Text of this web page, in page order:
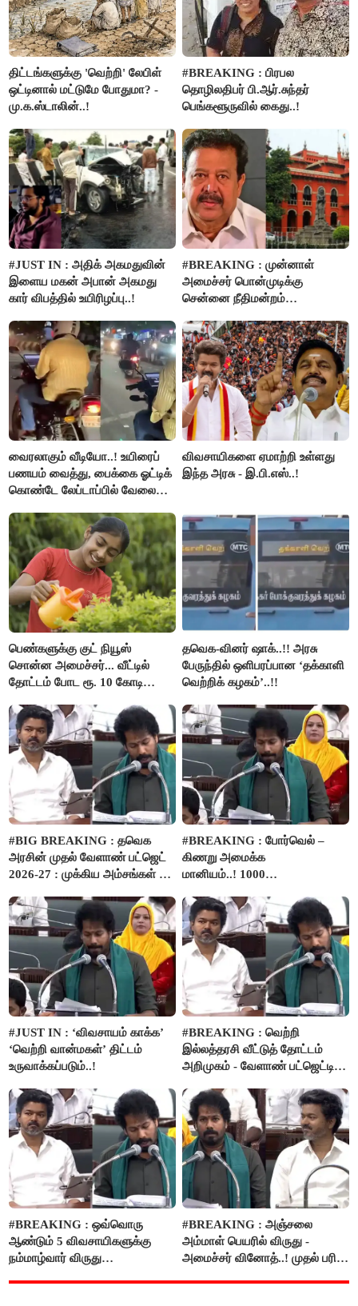
திட்டங்களுக்கு 'வெற்றி' லேபிள்
ஒட்டினால் மட்டுமே போதுமா? -
மு.க.ஸ்டாலின்..!
#BREAKING : பிரபல
தொழிலதிபர் பி.ஆர்.சுந்தர்
பெங்களூருவில் கைது..!
#JUST IN : அதிக் அகமதுவின்
இளைய மகன் அபான் அகமது
கார் விபத்தில் உயிரிழப்பு..!
#BREAKING : முன்னாள்
அமைச்சர் பொன்முடிக்கு
சென்னை நீதிமன்றம்
வைரலாகும் வீடியோ..! உயிரைப்
பணயம் வைத்து, பைக்கை ஓட்டிக்
கொண்டே லேப்டாப்பில் வேலை
விவசாயிகளை ஏமாற்றி உள்ளது
இந்த அரசு - இ.பி.எஸ்..!
பெண்களுக்கு குட் நியூஸ்
சொன்ன அமைச்சர்... வீட்டில்
தோட்டம் போட ரூ. 10 கோடி
தவெக-வினர் ஷாக்..!! அரசு
பேருந்தில் ஒளிபரப்பான ‘தக்காளி
வெற்றிக் கழகம்’..!!
#BIG BREAKING : தவெக
அரசின் முதல் வேளாண் பட்ஜெட்
2026-27 : முக்கிய அம்சங்கள் ஓர்
#BREAKING : போர்வெல் –
கிணறு அமைக்க
மானியம்..! 1000
பம்புசெட் வழங்கப்படும்..!
#JUST IN : ‘விவசாயம் காக்க’
‘வெற்றி வான்மகள்’ திட்டம்
உருவாக்கப்படும்..!
#BREAKING : வெற்றி
இல்லத்தரசி வீட்டுத் தோட்டம்
அறிமுகம் - வேளாண் பட்ஜெட்டில்
#BREAKING : ஒவ்வொரு
ஆண்டும் 5 விவசாயிகளுக்கு
நம்மாழ்வார் விருது
#BREAKING : அஞ்சலை
அம்மாள் பெயரில் விருது -
அமைச்சர் வினோத்..! முதல் பரிசு